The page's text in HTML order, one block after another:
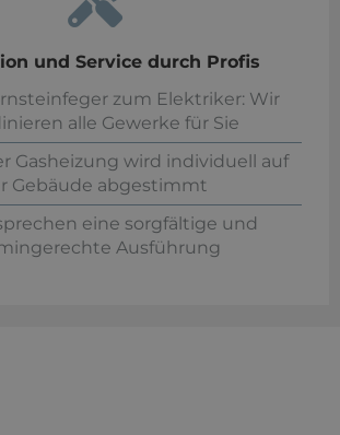
und Service durch Profis
zum Elektriker: Wir
alle Gewerke für Sie
Gasheizung wird individuell auf
Gebäude abgestimmt
eine sorgfältige und
Ausführung